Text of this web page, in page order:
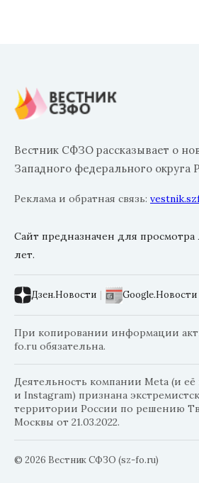
Вестник СФЗО рассказывает о
Западного федерального округа
Реклама и обратная связь:
Сайт предназначен для просмотра
лет.
Дзен.Новости | Google.Новости
При копировании информации
fo.ru обязательна.
Деятельность компании Meta (и её
и Instagram) признана
территории России по решению
Москвы от 21.03.2022.
© 2026 Вестник СФЗО (sz-fo.ru)